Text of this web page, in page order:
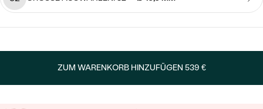
MIT FARBIGEN DIAMANTEN
MIT SALT AND PEPPER DIAMANTEN
DIAMANTSCHMUCK
PREISWERTE
LUXURIÖSE
PERLENKETTEN
NACH PREIS
LUXURIÖSEZUM WARENKORB HINZUFÜGEN 539 €